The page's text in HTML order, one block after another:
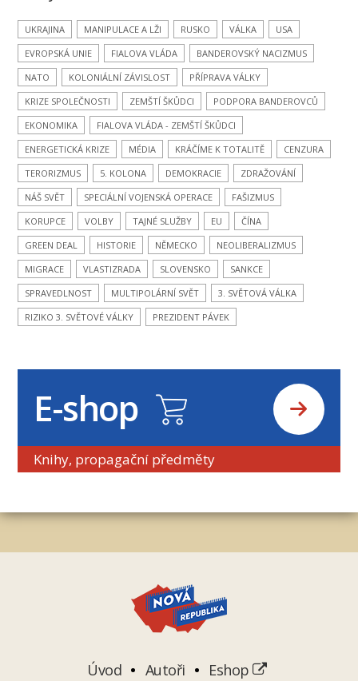
UKRAJINA MANIPULACE A LŽI RUSKO VÁLKA
USA
EVROPSKÁ UNIE
FIALOVA VLÁDA
BANDEROVSKÝ NACIZMUS
NATO
KOLONIÁLNÍ ZÁVISLOST
PŘÍPRAVA VÁLKY
KRIZE SPOLEČNOSTI
ZEMŠTÍ ŠKŮDCI
PODPORA BANDEROVCŮ
EKONOMIKA
FIALOVA VLÁDA - ZEMŠTÍ ŠKŮDCI
ENERGETICKÁ KRIZE
MÉDIA KRÁČÍME K TOTALITĚ
CENZURA
TERORIZMUS
5. KOLONA DEMOKRACIE
ZDRAŽOVÁNÍ
NÁŠ SVĚT
SPECIÁLNÍ VOJENSKÁ OPERACE
FAŠIZMUS
KORUPCE
VOLBY TAJNÉ SLUŽBY EU
ČÍNA
GREEN DEAL
HISTORIE NĚMECKO
NEOLIBERALIZMUS
MIGRACE
VLASTIZRADA SLOVENSKO
SANKCE
SPRAVEDLNOST
MULTIPOLÁRNÍ SVĚT
3. SVĚTOVÁ VÁLKA
RIZIKO 3. SVĚTOVÉ VÁLKY
PREZIDENT PÁVEK
E-shop
Knihy, propagační předměty
Úvod Autoři Eshop